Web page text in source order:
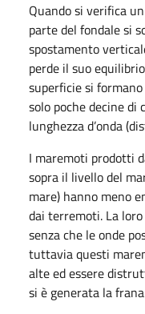
Quando si verifica
parte del fondale si
spostamento
perde il suo
superficie si
solo poche decine
lunghezza d’onda
I maremoti prodotti
sopra il livello del
mare) hanno meno
dai terremoti. La
senza che le onde
tuttavia questi
alte ed essere
si è generata la